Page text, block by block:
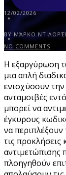
12/02/2026
BY ΜΆΡΚΟ
NO COMMENTS
Η εξαργύρωση
μια απλή
ενισχύσουν την
ανταμοιβές
μπορεί να
έγκυρους
να
τις
αντιμετώπισης
πλοηγηθούν